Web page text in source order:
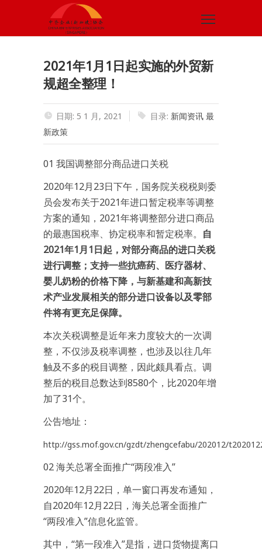
2021年1月1日起实施的外贸新
规超全整理！
日期: 5 1 月, 2021 目录: 新闻资讯 最
新政策
01 我国调整部分商品进口关税
2020年12月23日下午，国务院关税税则委
员会发布关于2021年进口暂定税率等调整
方案的通知，2021年将调整部分进口商品
的最惠国税率、协定税率和暂定税率。 自
2021年1月1日起，对部分商品的进口关税
进行调整；支持一些抗癌药、医疗器材、
婴儿奶粉的价格下降，与新基建和高新技
术产业发展相关的部分进口设备以及零部
件将有更充足保障。
本次关税调整是近年来力度较大的一次调
整，不仅涉及税率调整，也涉及以往几年
触及不多的税目调整，因此颇具看点。调
整后的税目总数达到8580个，比2020年增
加了31个。
公告地址：
http://gss.mof.gov.cn/gzdt/zhengcefabu/202012/
02 海关总署全面推广“两段准入”
2020年12月22日，单一窗口再发布通知，
自2020年12月22日，海关总署全面推广
“两段准入”信息化监管。
其中，“第一段准入”是指，进口货物提离口